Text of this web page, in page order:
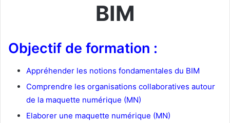
BIM
Objectif de formation :
Appréhender les notions fondamentales du BIM
Comprendre les organisations collaboratives autour
de la maquette numérique (MN)
Elaborer une maquette numérique (MN)